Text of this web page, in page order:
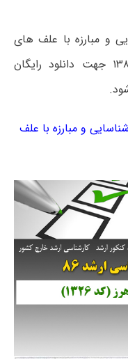
و مبارزه با علف‌ های
هرز دانشگاه های سراسری سال ۱۳۸۶ جهت دانلود رایگان
دانلود رایگان سوالات کنکور ارشد ۸۶ شناسایی و مبارزه با علف‌